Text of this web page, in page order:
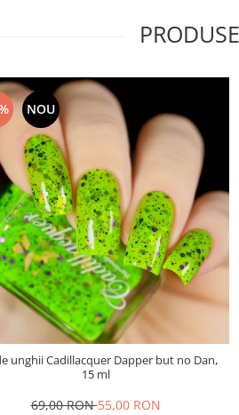
NOU
unghii Cadillacquer Dapper but no Dan,
15 ml
69,00 RON55,00 RON